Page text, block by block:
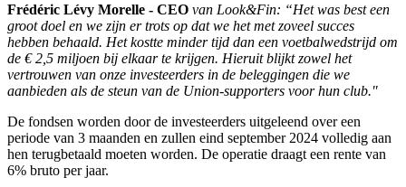
Frédéric Lévy Morelle - CEO van Look&Fin: “Het was best een
groot doel en we zijn er trots op dat we het met zoveel succes
hebben behaald. Het kostte minder tijd dan een voetbalwedstrijd om
de € 2,5 miljoen bij elkaar te krijgen. Hieruit blijkt zowel het
vertrouwen van onze investeerders in de beleggingen die we
aanbieden als de steun van de Union-supporters voor hun club."
De fondsen worden door de investeerders uitgeleend over een
periode van 3 maanden en zullen eind september 2024 volledig aan
hen terugbetaald moeten worden. De operatie draagt een rente van
6% bruto per jaar.